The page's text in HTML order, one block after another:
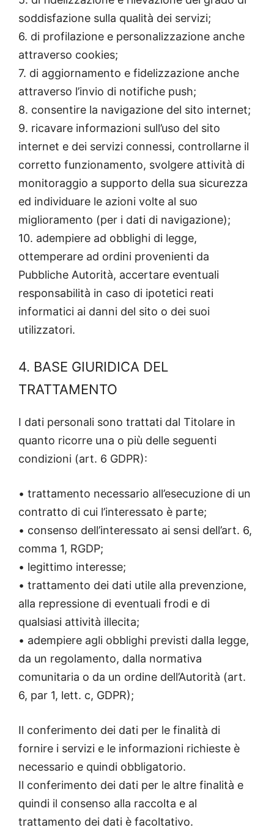
soddisfazione sulla qualità dei servizi;
6. di profilazione e personalizzazione anche
attraverso cookies;
7. di aggiornamento e fidelizzazione anche
attraverso l’invio di notifiche push;
8. consentire la navigazione del sito internet;
9. ricavare informazioni sull’uso del sito
internet e dei servizi connessi, controllarne il
corretto funzionamento, svolgere attività di
monitoraggio a supporto della sua sicurezza
ed individuare le azioni volte al suo
miglioramento (per i dati di navigazione);
10. adempiere ad obblighi di legge,
ottemperare ad ordini provenienti da
Pubbliche Autorità, accertare eventuali
responsabilità in caso di ipotetici reati
informatici ai danni del sito o dei suoi
utilizzatori.
4. BASE GIURIDICA DEL
TRATTAMENTO
I dati personali sono trattati dal Titolare in
quanto ricorre una o più delle seguenti
condizioni (art. 6 GDPR):
• trattamento necessario all’esecuzione di un
contratto di cui l’interessato è parte;
• consenso dell’interessato ai sensi dell’art. 6,
comma 1, RGDP;
• legittimo interesse;
• trattamento dei dati utile alla prevenzione,
alla repressione di eventuali frodi e di
qualsiasi attività illecita;
• adempiere agli obblighi previsti dalla legge,
da un regolamento, dalla normativa
comunitaria o da un ordine dell’Autorità (art.
6, par 1, lett. c, GDPR);
Il conferimento dei dati per le finalità di
fornire i servizi e le informazioni richieste è
necessario e quindi obbligatorio.
Il conferimento dei dati per le altre finalità e
quindi il consenso alla raccolta e al
trattamento dei dati è facoltativo.